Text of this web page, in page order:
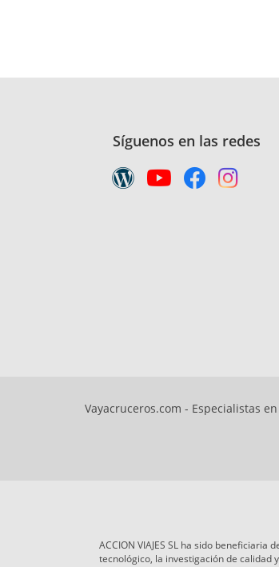
Síguenos en las redes
Vayacruceros.com - Especialistas en
ACCION VIAJES SL ha sido
tecnológico, la investigación de calidad